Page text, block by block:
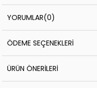
YORUMLAR(0)
ÖDEME SEÇENEKLERI
ÜRÜN ÖNERILERI